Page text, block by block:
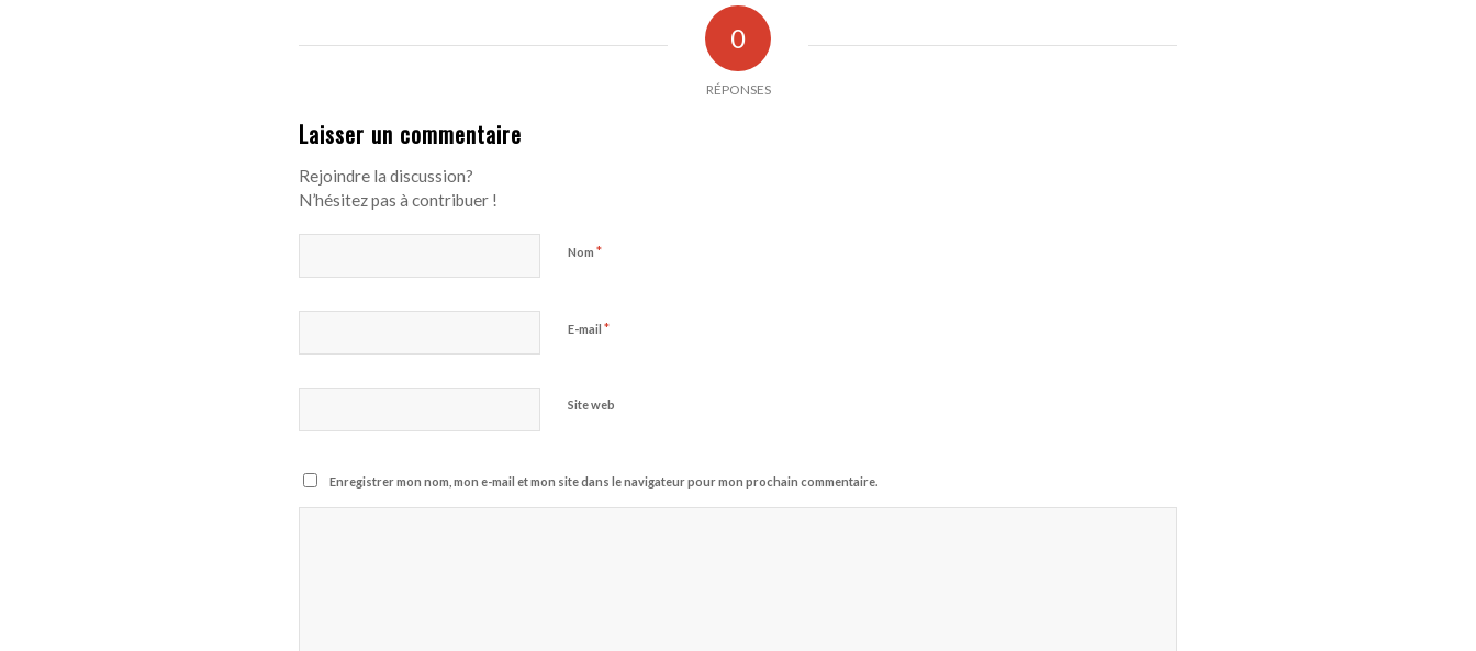
0
RÉPONSES
Laisser un commentaire
Rejoindre la discussion?
N’hésitez pas à contribuer !
Nom *
E-mail *
Site web
Enregistrer mon nom, mon e-mail et mon site dans le navigateur pour mon prochain commentaire.